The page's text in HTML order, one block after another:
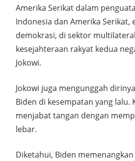
Amerika Serikat dalam
Indonesia dan Amerika Serikat,
demokrasi, di sektor
kesejahteraan rakyat kedua
Jokowi.
Jokowi juga mengunggah
Biden di kesempatan yang lalu.
menjabat tangan dengan
lebar.
Diketahui, Biden